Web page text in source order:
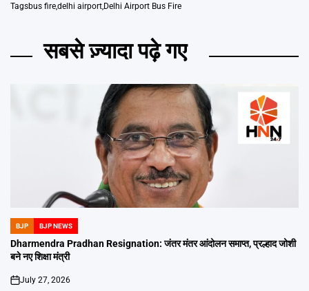
Tagsbus firedelhi airport Delhi Airport Bus Fire
सबसे ज़्यादा पढ़े गए
POSTED
IN
BJP BJP NEWS
Dharmendra Pradhan Resignation: जंतर मंतर आंदोलन समाप्त, प्रल्हाद जोशी
बने नए शिक्षा मंत्री
on
July 27, 2026